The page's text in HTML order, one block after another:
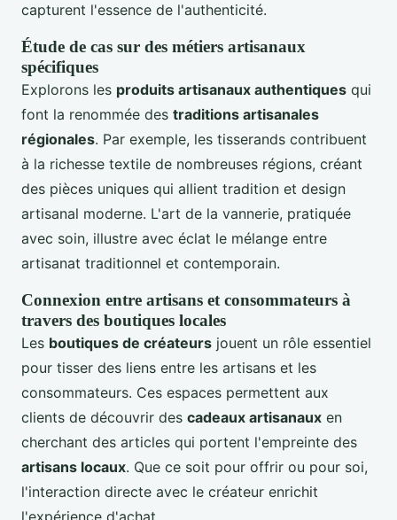
capturent l'essence de l'authenticité.
Étude de cas sur des métiers artisanaux
spécifiques
Explorons les produits artisanaux authentiques qui
font la renommée des traditions artisanales
régionales. Par exemple, les tisserands contribuent
à la richesse textile de nombreuses régions, créant
des pièces uniques qui allient tradition et design
artisanal moderne. L'art de la vannerie, pratiquée
avec soin, illustre avec éclat le mélange entre
artisanat traditionnel et contemporain.
Connexion entre artisans et consommateurs à
travers des boutiques locales
Les boutiques de créateurs jouent un rôle essentiel
pour tisser des liens entre les artisans et les
consommateurs. Ces espaces permettent aux
clients de découvrir des cadeaux artisanaux en
cherchant des articles qui portent l'empreinte des
artisans locaux. Que ce soit pour offrir ou pour soi,
l'interaction directe avec le créateur enrichit